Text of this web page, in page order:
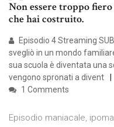
Non essere troppo
che hai costruito.
Episodio 4 Streaming
svegliò in un mondo
sua scuola è diventata una
vengono spronati a divent
1 Comments
Episodio maniacale,